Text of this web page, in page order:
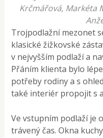
Krčmářová, Markéta
Trojpodlažní mezonet
klasické žižkovské
v nejvyšším podlaží a
Přáním klienta bylo
potřeby rodiny a s
také interiér propojit s
Ve vstupním podlaží je
trávený čas. Okna